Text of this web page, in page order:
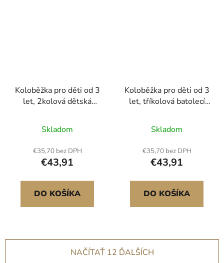
Koloběžka pro děti od 3
let, 2kolová dětská
kolečky, nastavitelná
výška řídítek, široká
protiskluzová deska,
skládací lehký rám pro
chlapce a dívky do 49,9
kg, růžová
Skladom
€35,70 bez DPH
€43,91
DO KOŠÍKA
Koloběžka pro děti od 3
let, tříkolová batolecí
kolečky, nastavitelná
výška řídítek, široká
protiskluzová deska,
lehký hliníkový rám pro
chlapce a dívky do 74,8
kg, černý rám z
hliníkové slitiny
Skladom
€35,70 bez DPH
€43,91
DO KOŠÍKA
NAČÍTAŤ 12 ĎALŠÍCH